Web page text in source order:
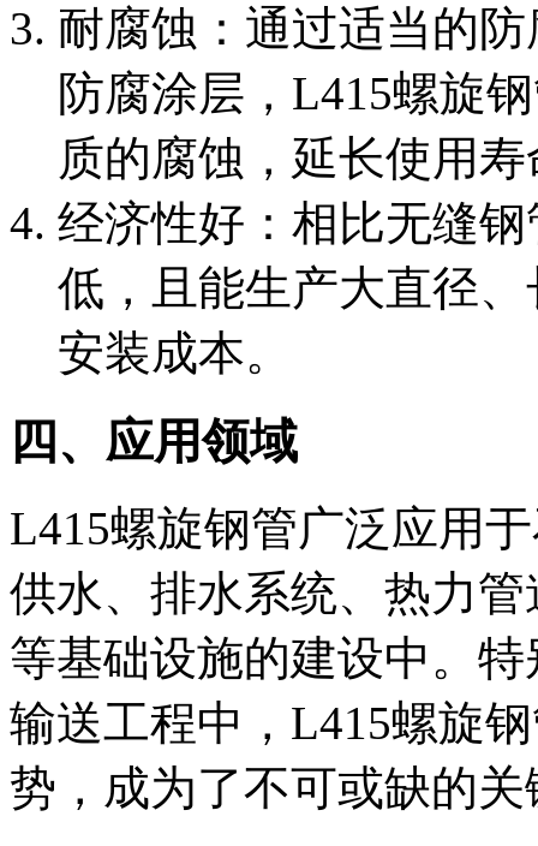
耐腐蚀‌：通过适当的
防腐涂层，L415螺旋
质的腐蚀，延长使用
经济性好‌：相比无缝
低，且能生产大直径
安装成本。
四、应用领域
L415螺旋钢管广泛应用
供水、排水系统、热力
等基础设施的建设中。
输送工程中，L415螺旋
势，成为了不可或缺的